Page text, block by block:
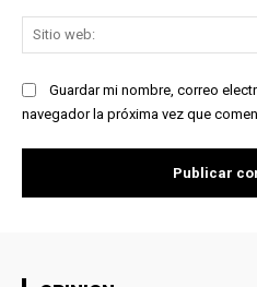
Guardar mi nombre, correo
navegador la próxima vez que